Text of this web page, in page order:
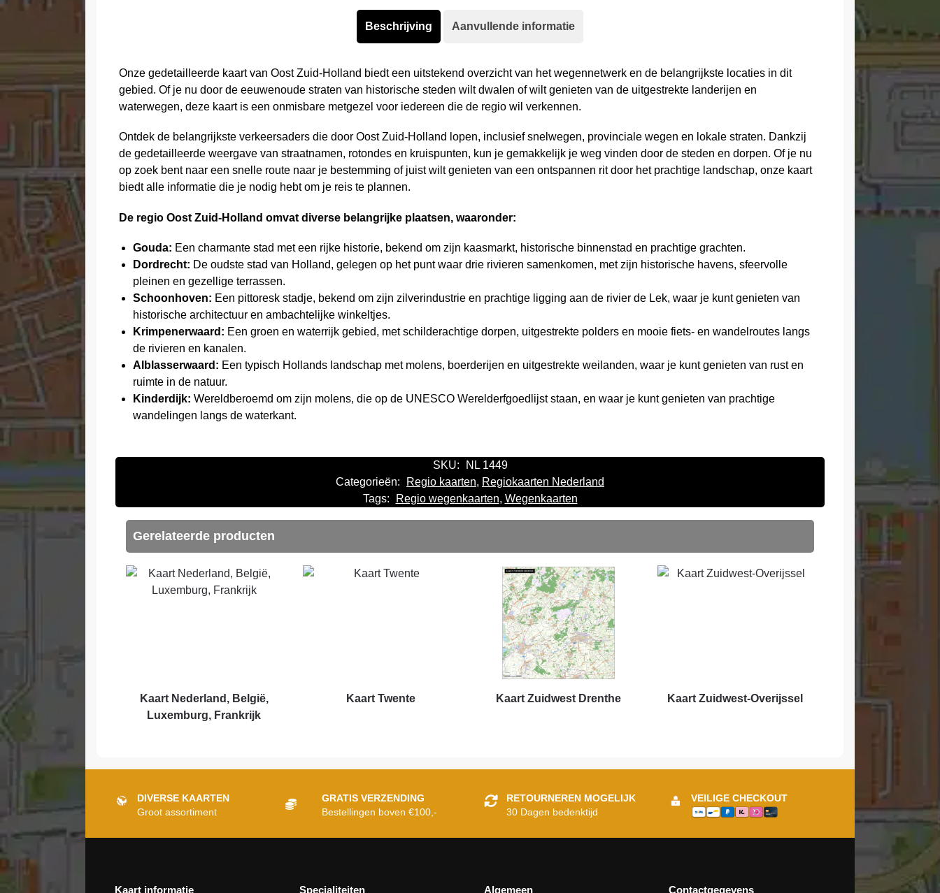
Beschrijving Aanvullende informatie
Onze gedetailleerde kaart van Oost Zuid-Holland biedt een uitstekend overzicht van het wegennetwerk en de belangrijkste locaties in dit
gebied. Of je nu door de eeuwenoude straten van historische steden wilt dwalen of wilt genieten van de uitgestrekte landerijen en
waterwegen, deze kaart is een onmisbare metgezel voor iedereen die de regio wil verkennen.
Ontdek de belangrijkste verkeersaders die door Oost Zuid-Holland lopen, inclusief snelwegen, provinciale wegen en lokale straten. Dankzij
de gedetailleerde weergave van straatnamen, rotondes en kruispunten, kun je gemakkelijk je weg vinden door de steden en dorpen. Of je nu
op zoek bent naar een snelle route naar je bestemming of juist wilt genieten van een ontspannen rit door het prachtige landschap, onze kaart
biedt alle informatie die je nodig hebt om je reis te plannen.
De regio Oost Zuid-Holland omvat diverse belangrijke plaatsen, waaronder:
Gouda: Een charmante stad met een rijke historie, bekend om zijn kaasmarkt, historische binnenstad en prachtige grachten.
Dordrecht: De oudste stad van Holland, gelegen op het punt waar drie rivieren samenkomen, met zijn historische havens, sfeervolle
pleinen en gezellige terrassen.
Schoonhoven: Een pittoresk stadje, bekend om zijn zilverindustrie en prachtige ligging aan de rivier de Lek, waar je kunt genieten van
historische architectuur en ambachtelijke winkeltjes.
Krimpenerwaard: Een groen en waterrijk gebied, met schilderachtige dorpen, uitgestrekte polders en mooie fiets- en wandelroutes langs
de rivieren en kanalen.
Alblasserwaard: Een typisch Hollands landschap met molens, boerderijen en uitgestrekte weilanden, waar je kunt genieten van rust en
ruimte in de natuur.
Kinderdijk: Wereldberoemd om zijn molens, die op de UNESCO Werelderfgoedlijst staan, en waar je kunt genieten van prachtige
wandelingen langs de waterkant.
SKU:
NL 1449
Categorieën:
Regio kaarten, Regiokaarten Nederland
Tags:
Regio wegenkaarten, Wegenkaarten
Gerelateerde producten
Kaart Nederland, België,
Luxemburg, Frankrijk
Kaart Twente Kaart Zuidwest Drenthe Kaart Zuidwest-Overijssel
DIVERSE KAARTEN
Groot assortiment
GRATIS VERZENDING
Bestellingen boven €100,-
RETOURNEREN MOGELIJK
30 Dagen bedenktijd
VEILIGE CHECKOUT
Kaart informatie Specialiteiten Algemeen Contactgegevens